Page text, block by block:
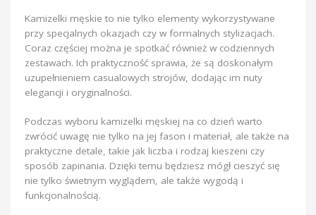
Kamizelki męskie to nie tylko elementy wykorzystywane
przy specjalnych okazjach czy w formalnych stylizacjach.
Coraz częściej można je spotkać również w codziennych
zestawach. Ich praktyczność sprawia, że są doskonałym
uzupełnieniem casualowych strojów, dodając im nuty
elegancji i oryginalności.
Podczas wyboru kamizelki męskiej na co dzień warto
zwrócić uwagę nie tylko na jej fason i materiał, ale także na
praktyczne detale, takie jak liczba i rodzaj kieszeni czy
sposób zapinania. Dzięki temu będziesz mógł cieszyć się
nie tylko świetnym wyglądem, ale także wygodą i
funkcjonalnością.